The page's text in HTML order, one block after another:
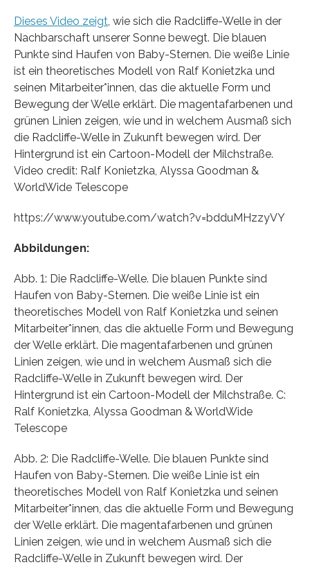
Dieses Video zeigt , wie sich die Radcliffe-Welle in der
Nachbarschaft unserer Sonne bewegt. Die blauen
Punkte sind Haufen von Baby-Sternen. Die weiße Linie
ist ein theoretisches Modell von Ralf Konietzka und
seinen Mitarbeiter*innen, das die aktuelle Form und
Bewegung der Welle erklärt. Die magentafarbenen und
grünen Linien zeigen, wie und in welchem Ausmaß sich
die Radcliffe-Welle in Zukunft bewegen wird. Der
Hintergrund ist ein Cartoon-Modell der Milchstraße.
Video credit: Ralf Konietzka, Alyssa Goodman &
WorldWide Telescope
https://www.youtube.com/watch?v=bdduMHzzyVY
Abbildungen:
Abb. 1: Die Radcliffe-Welle. Die blauen Punkte sind
Haufen von Baby-Sternen. Die weiße Linie ist ein
theoretisches Modell von Ralf Konietzka und seinen
Mitarbeiter*innen, das die aktuelle Form und Bewegung
der Welle erklärt. Die magentafarbenen und grünen
Linien zeigen, wie und in welchem Ausmaß sich die
Radcliffe-Welle in Zukunft bewegen wird. Der
Hintergrund ist ein Cartoon-Modell der Milchstraße. C:
Ralf Konietzka, Alyssa Goodman & WorldWide
Telescope
Abb. 2: Die Radcliffe-Welle. Die blauen Punkte sind
Haufen von Baby-Sternen. Die weiße Linie ist ein
theoretisches Modell von Ralf Konietzka und seinen
Mitarbeiter*innen, das die aktuelle Form und Bewegung
der Welle erklärt. Die magentafarbenen und grünen
Linien zeigen, wie und in welchem Ausmaß sich die
Radcliffe-Welle in Zukunft bewegen wird. Der